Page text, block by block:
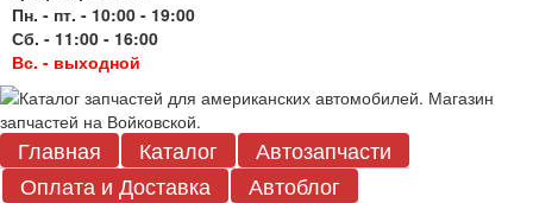
Пн. - пт. - 10:00 - 19:00
Сб. - 11:00 - 16:00
Вс. - выходной
Главная Каталог
Автозапчасти
Оплата и Доставка
Автоблог